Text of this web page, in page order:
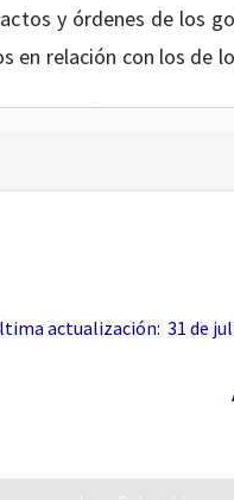
y órdenes de los
en relación con los de
el artículo303de la
cargo del Presidente de
a la salud, el
actualización: 31 de